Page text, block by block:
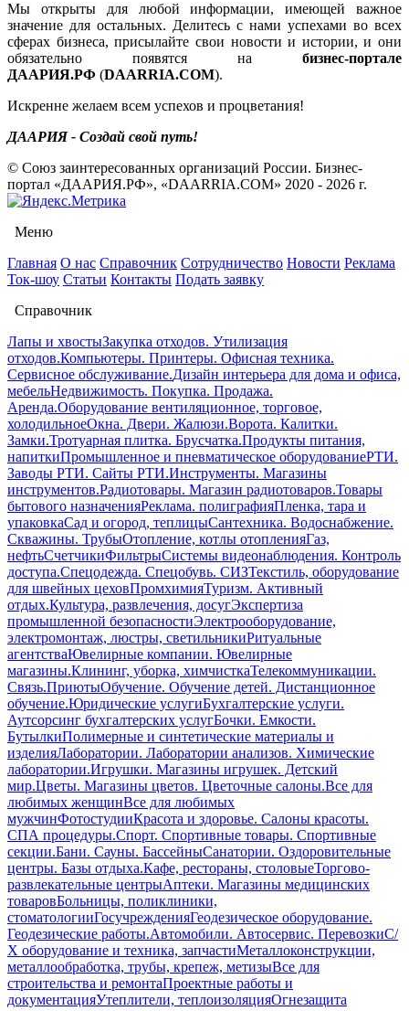
Мы открыты для любой информации, имеющей важное
значение для остальных. Делитесь с нами успехами во всех
сферах бизнеса, присылайте свои новости и истории, и они
обязательно появятся на бизнес-портале
ДААРИЯ.РФ (DAARRIA.COM).
Искренне желаем всем успехов и процветания!
ДААРИЯ - Создай свой путь!
© Союз заинтересованных организаций России. Бизнес-
портал «ДААРИЯ.РФ», «DAARRIA.COM» 2020 - 2026 г.
Меню
Главная О нас Справочник Сотрудничество Новости Реклама
Ток-шоу Статьи Контакты Подать заявку
Справочник
Лапы и хвостыЗакупка отходов. Утилизация
отходов.Компьютеры. Принтеры. Офисная техника.
Сервисное обслуживание.Дизайн интерьера для дома и офиса,
мебельНедвижимость. Покупка. Продажа.
Аренда.Оборудование вентиляционное, торговое,
холодильноеОкна. Двери. Жалюзи.Ворота. Калитки.
Замки.Тротуарная плитка. Брусчатка.Продукты питания,
напиткиПромышленное и пневматическое оборудованиеРТИ.
Заводы РТИ. Сайты РТИ.Инструменты. Магазины
инструментов.Радиотовары. Магазин радиотоваров.Товары
бытового назначенияРеклама. полиграфияПленка, тара и
упаковкаСад и огород, теплицыСантехника. Водоснабжение.
Скважины. ТрубыОтопление, котлы отопленияГаз,
нефтьСчетчикиФильтрыСистемы видеонаблюдения. Контроль
доступа.Спецодежда. Спецобувь. СИЗТекстиль, оборудование
для швейных цеховПромхимияТуризм. Активный
отдых.Культура, развлечения, досугЭкспертиза
промышленной безопасностиЭлектрооборудование,
электромонтаж, люстры, светильникиРитуальные
агентстваЮвелирные компании. Ювелирные
магазины.Клининг, уборка, химчисткаТелекоммуникации.
Связь.ПриютыОбучение. Обучение детей. Дистанционное
обучение.Юридические услугиБухгалтерские услуги.
Аутсорсинг бухгалтерских услугБочки. Емкости.
БутылкиПолимерные и синтетические материалы и
изделияЛаборатории. Лаборатории анализов. Химические
лаборатории.Игрушки. Магазины игрушек. Детский
мир.Цветы. Магазины цветов. Цветочные салоны.Все для
любимых женщинВсе для любимых
мужчинФотостудииКрасота и здоровье. Салоны красоты.
СПА процедуры.Спорт. Спортивные товары. Спортивные
секции.Бани. Сауны. БассейныСанатории. Оздоровительные
центры. Базы отдыха.Кафе, рестораны, столовыеТоргово-
развлекательные центрыАптеки. Магазины медицинских
товаровБольницы, поликлиники,
стоматологииГосучрежденияГеодезическое оборудование.
Геодезические работы.Автомобили. Автосервис. ПеревозкиС/
Х оборудование и техника, запчастиМеталлоконструкции,
металлообработка, трубы, крепеж, метизыВсе для
строительства и ремонтаПроектные работы и
документацияУтеплители, теплоизоляцияОгнезащита